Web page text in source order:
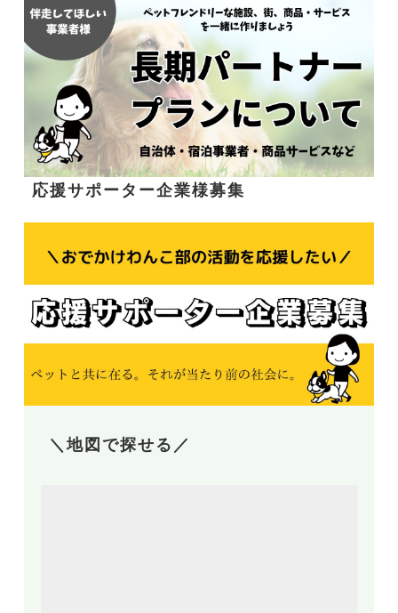
応援サポーター企業様募集
＼地図で探せる／